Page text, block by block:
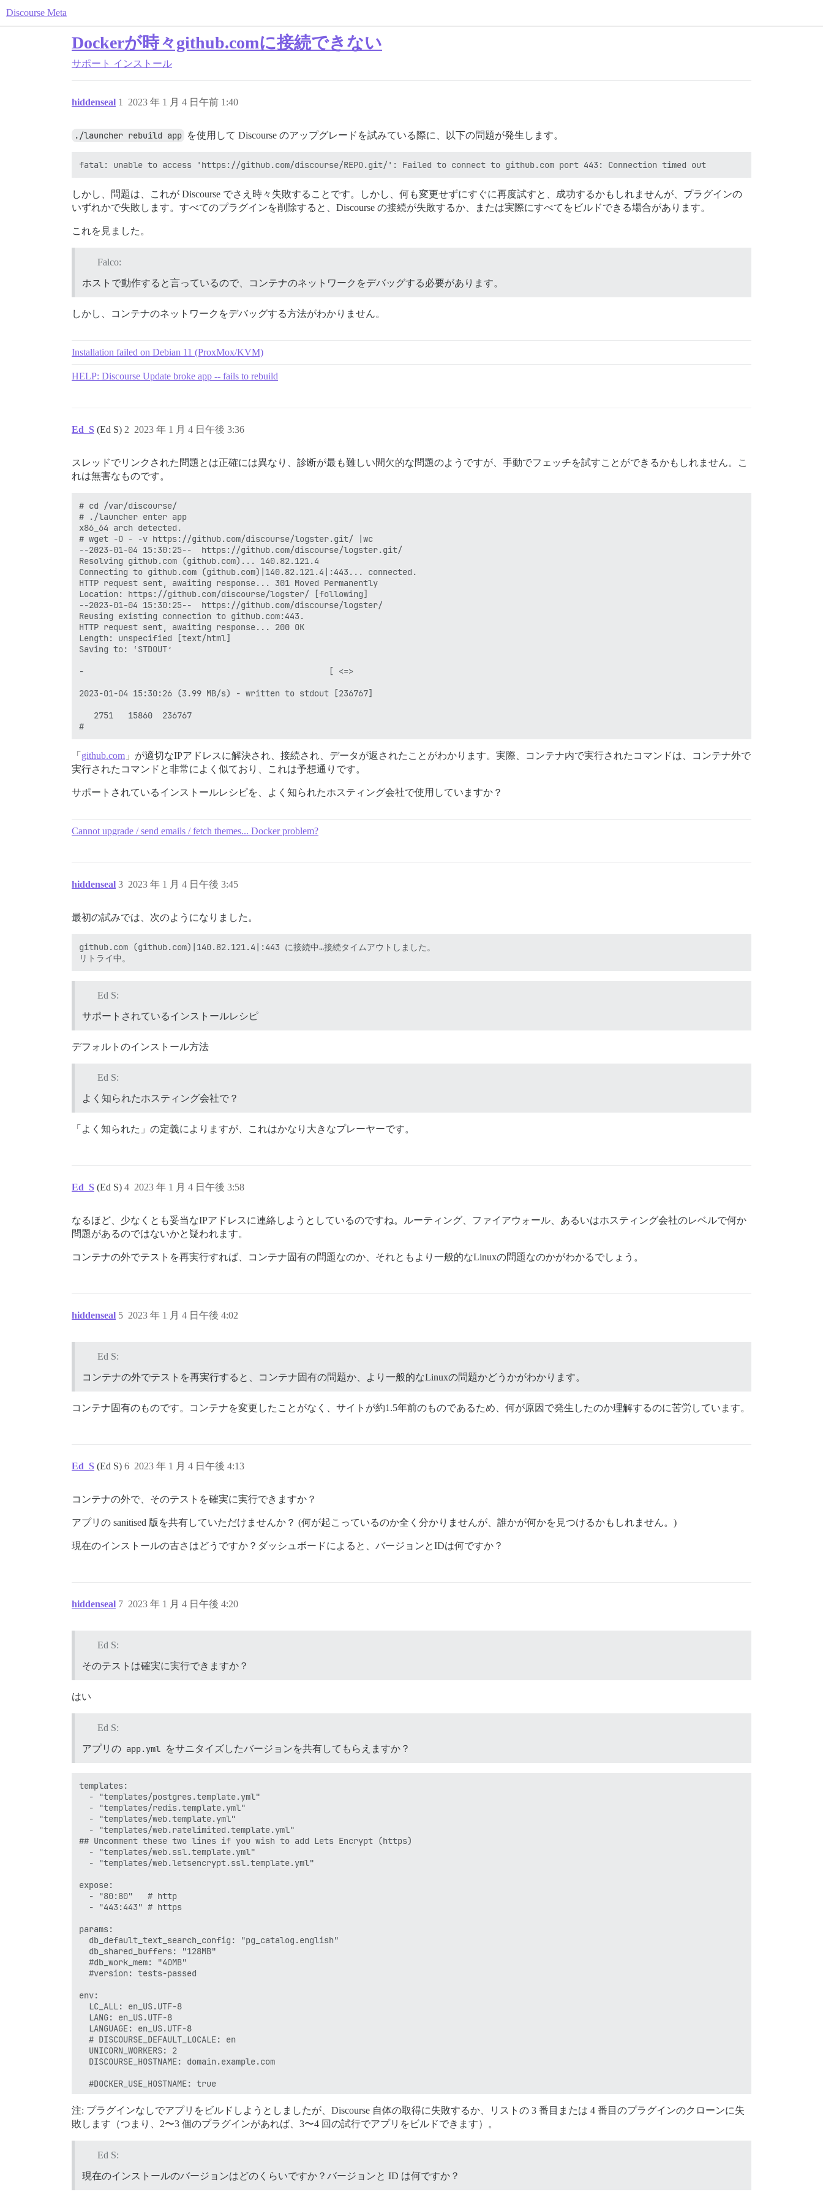
Discourse Meta
Dockerが時々github.comに接続できない
サポート インストール
hiddenseal 2023 年 1 月 4 日午前 1:40
1
./launcher rebuild app を使用して Discourse のアップグレードを試みている際に、以下の問題が発生します。
しかし、問題は、これが Discourse でさえ時々失敗することです。しかし、何も変更せずにすぐに再度試すと、成功するかもしれませんが、プラグインの
いずれかで失敗します。すべてのプラグインを削除すると、Discourse の接続が失敗するか、または実際にすべてをビルドできる場合があります。
これを見ました。
Falco:
ホストで動作すると言っているので、コンテナのネットワークをデバッグする必要があります。
しかし、コンテナのネットワークをデバッグする方法がわかりません。
Installation failed on Debian 11 (ProxMox/KVM)
HELP: Discourse Update broke app -- fails to rebuild
Ed_S (Ed S) 2023 年 1 月 4 日午後 3:36
2
スレッドでリンクされた問題とは正確には異なり、診断が最も難しい間欠的な問題のようですが、手動でフェッチを試すことができるかもしれません。こ
れは無害なものです。
# cd /var/discourse/
# ./launcher enter app
x86_64 arch detected.
# wget -O - -v https://github.com/discourse/logster.git/ |wc
--2023-01-04 15:30:25--  https://github.com/discourse/logster.git/
Resolving github.com (github.com)... 140.82.121.4
Connecting to github.com (github.com)|140.82.121.4|:443... connected.
HTTP request sent, awaiting response... 301 Moved Permanently
Location: https://github.com/discourse/logster/ [following]
--2023-01-04 15:30:25--  https://github.com/discourse/logster/
Reusing existing connection to github.com:443.
HTTP request sent, awaiting response... 200 OK
Length: unspecified [text/html]
Saving to: ‘STDOUT’
-                                                  [ <=>                                                                                                 ]
2023-01-04 15:30:26 (3.99 MB/s) - written to stdout [236767]
   2751   15860  236767
「 github.com 」が適切なIPアドレスに解決され、接続され、データが返されたことがわかります。実際、コンテナ内で実行されたコマンドは、コンテナ外で
実行されたコマンドと非常によく似ており、これは予想通りです。
サポートされているインストールレシピを、よく知られたホスティング会社で使用していますか？
Cannot upgrade / send emails / fetch themes... Docker problem?
hiddenseal 2023 年 1 月 4 日午後 3:45
3
最初の試みでは、次のようになりました。
github.com (github.com)|140.82.121.4|:443 に接続中…接続タイムアウトしました。
Ed S:
サポートされているインストールレシピ
デフォルトのインストール方法
Ed S:
よく知られたホスティング会社で？
「よく知られた」の定義によりますが、これはかなり大きなプレーヤーです。
Ed_S (Ed S) 2023 年 1 月 4 日午後 3:58
4
なるほど、少なくとも妥当なIPアドレスに連絡しようとしているのですね。ルーティング、ファイアウォール、あるいはホスティング会社のレベルで何か
問題があるのではないかと疑われます。
コンテナの外でテストを再実行すれば、コンテナ固有の問題なのか、それともより一般的なLinuxの問題なのかがわかるでしょう。
hiddenseal 2023 年 1 月 4 日午後 4:02
5
Ed S:
コンテナの外でテストを再実行すると、コンテナ固有の問題か、より一般的なLinuxの問題かどうかがわかります。
コンテナ固有のものです。コンテナを変更したことがなく、サイトが約1.5年前のものであるため、何が原因で発生したのか理解するのに苦労しています。
Ed_S (Ed S) 2023 年 1 月 4 日午後 4:13
6
コンテナの外で、そのテストを確実に実行できますか？
アプリの sanitised 版を共有していただけませんか？ (何が起こっているのか全く分かりませんが、誰かが何かを見つけるかもしれません。)
現在のインストールの古さはどうですか？ダッシュボードによると、バージョンとIDは何ですか？
hiddenseal 2023 年 1 月 4 日午後 4:20
7
Ed S:
そのテストは確実に実行できますか？
はい
Ed S:
アプリの app.yml をサニタイズしたバージョンを共有してもらえますか？
templates:
  - "templates/postgres.template.yml"
  - "templates/redis.template.yml"
  - "templates/web.template.yml"
  - "templates/web.ratelimited.template.yml"
## Uncomment these two lines if you wish to add Lets Encrypt (https)
  - "templates/web.ssl.template.yml"
  - "templates/web.letsencrypt.ssl.template.yml"
expose:
  - "80:80"   # http
  - "443:443" # https
params:
  db_default_text_search_config: "pg_catalog.english"
  db_shared_buffers: "128MB"
  #db_work_mem: "40MB"
  #version: tests-passed
env:
  LC_ALL: en_US.UTF-8
  LANG: en_US.UTF-8
  LANGUAGE: en_US.UTF-8
  # DISCOURSE_DEFAULT_LOCALE: en
  UNICORN_WORKERS: 2
  DISCOURSE_HOSTNAME: domain.example.com
  #DOCKER_USE_HOSTNAME: true
  DISCOURSE_DEVELOPER_EMAILS: 'some@emails.com'
  DISCOURSE_SMTP_ADDRESS: smtp.domain.com
  DISCOURSE_SMTP_USER_NAME: email@email.com
  DISCOURSE_SMTP_PASSWORD: "password"
  #DISCOURSE_SMTP_ENABLE_START_TLS: true           # (optional, default true)
  DISCOURSE_SMTP_DOMAIN: domain.com
注: プラグインなしでアプリをビルドしようとしましたが、Discourse 自体の取得に失敗するか、リストの 3 番目または 4 番目のプラグインのクローンに失
敗します（つまり、2〜3 個のプラグインがあれば、3〜4 回の試行でアプリをビルドできます）。
Ed S:
現在のインストールのバージョンはどのくらいですか？バージョンと ID は何ですか？